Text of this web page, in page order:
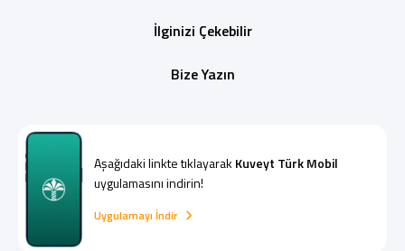
İlginizi Çekebilir
Bize Yazın
Aşağıdaki linkte tıklayarak Kuveyt Türk Mobil
uygulamasını indirin!
Uygulamayı İndir